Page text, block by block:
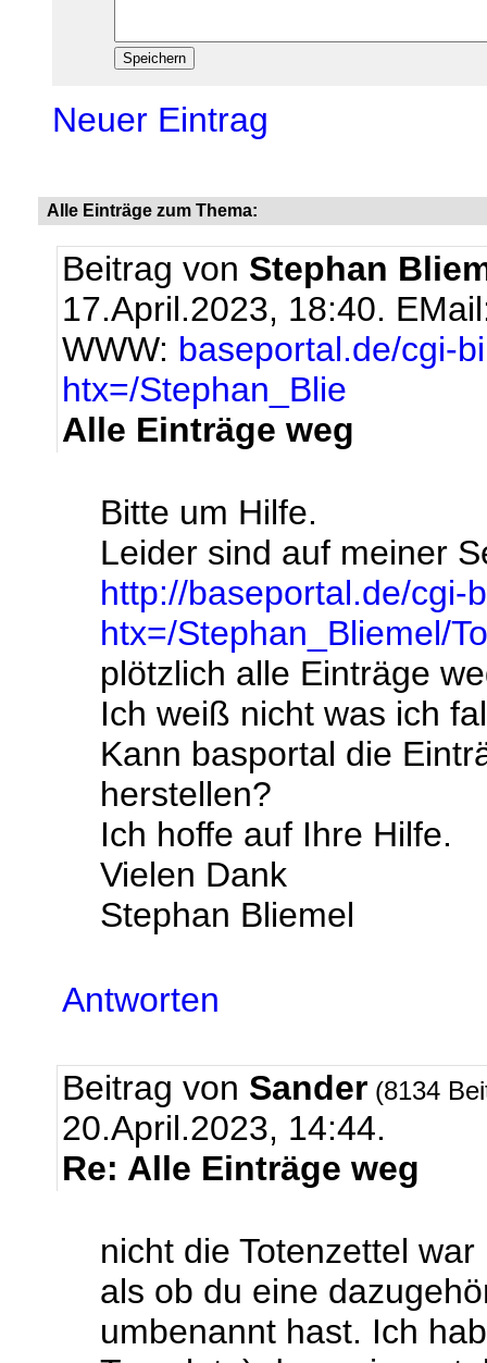
Neuer Eintrag
Alle Einträge zum Thema:
Beitrag von Stephan
17.April.2023, 18:40.
WWW: baseportal.de/cgi-
htx=/Stephan_Blie
Alle Einträge weg
Bitte um Hilfe.
Leider sind auf meiner
http://baseportal.de/cgi-
htx=/Stephan_Bliemel/
plötzlich alle Einträge
Ich weiß nicht was ich
Kann basportal die
herstellen?
Ich hoffe auf Ihre Hilfe.
Vielen Dank
Stephan Bliemel
Antworten
Beitrag von Sander (8134
20.April.2023, 14:44.
Re: Alle Einträge weg
nicht die Totenzettel
als ob du eine
umbenannt hast. Ich